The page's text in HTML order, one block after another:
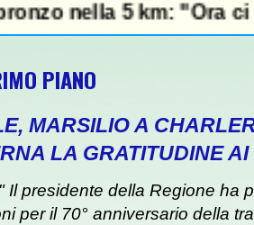
5 km: "Ora ci
PIANO
MARSILIO A
LA GRATITUDINE
Il presidente della Regione ha
per il 70° anniversario della